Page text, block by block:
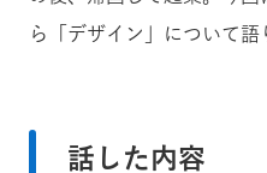
ら「デザイン」について語
話した内容